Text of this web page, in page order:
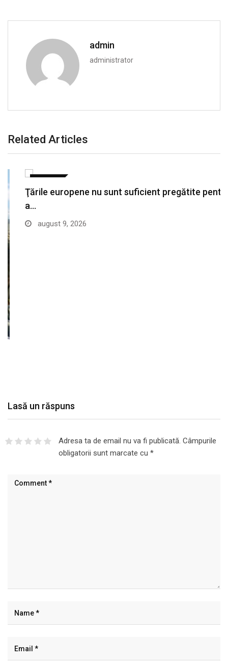
admin
administrator
Related Articles
Ţările europene nu sunt suficient pregătite pentru
august 9, 2026
Lasă un răspuns
Adresa ta de email nu va fi publicată. Câmpurile
obligatorii sunt marcate cu *